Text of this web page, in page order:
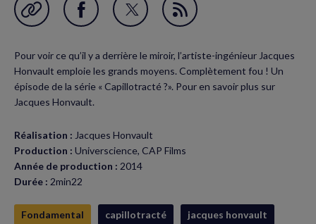
Garder en favori
Partager
Facebook
(nouvelle
fenêtre)
Partager
Twitter
(nouvelle
Flux
Pour voir ce qu’il y a derrière le miroir, l’artiste-ingénieur Jacques
Honvault emploie les grands moyens. Complètement fou ! Un
épisode de la série « Capillotracté ?». Pour en savoir plus sur
Jacques Honvault.
Réalisation : Jacques Honvault
Production : Universcience, CAP Films
Année de production : 2014
Durée : 2min22
Fondamental capillotracté
jacques honvault